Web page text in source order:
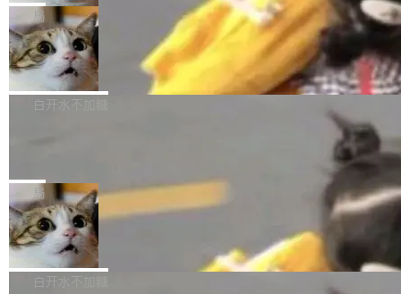
提升： 原生支持4K图像生成； 更精细的局部纹
理、细节与真实世界质感； 更准确的中英文文字
生成与复杂版式组织； 更稳定的图...
是 Ubuntu 专有的，不会用在其他发行版上。」
所以 deb 版本的受众实际上为零。既然只有 Ub
untu 用户在用，那用 snap 打包就没什么可纠结
的。 从 deb 到 snap 的迁移路径 hwctl 是 rust-
hwlib 硬件 API 库的一部分，命令行工具负责查
隔了几天。 Lilian Weng 上周刚宣布因健康原因
离开 Thinking Machines Lab，说自己作为联合
创始人的角色「太累了」。几天后，The Inform
ation 就曝出她将重回 OpenAI，负责递归自我
改进方向的研究。她是 Thinking Machines 过
一在人才争夺战中失血的公司。六月，Google
连失两员大将：Noam Shazeer 去了 Op...
局
FFmpeg 9.0 发布
FFmpeg 9.0 现已发布，包含多项改进。官方更
新日志列出的 9.0 版本主要更新内容如下： 扩
er HE-AAC 960 解码 (DAB+) transpose_cuda
filter 添加 AMF Frame Rate Converter (vf_frc
_amf) filter SMPTE 2094-50 元数据支持和直
通 ProRes RAW VideoToolbox 硬件加速器 AP
V ...
白开水不加糖
Code 在 X 上发帖：「DeepSeek Flash did 8T
tokens on August 1st. 5T of free usage + 3T
on OpenCode Go.」79.8 万次浏览，连带着 #
DeepSeek一天消耗了8万亿# 上了微博热搜——
注意这是 OpenCode 一家的消耗。 OpenCode
局
NetBSD 11.0 正式发布
NetBSD 11.0 现已正式发布，这是 NetBSD 操
作系统的第十八个主要版本。 自 NetBSD 10.1
白开水不加糖